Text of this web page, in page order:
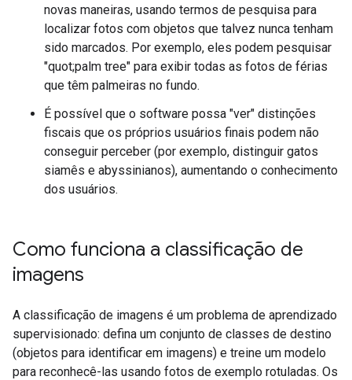
novas maneiras, usando termos de pesquisa para
localizar fotos com objetos que talvez nunca tenham
sido marcados. Por exemplo, eles podem pesquisar
"quot;palm tree" para exibir todas as fotos de férias
que têm palmeiras no fundo.
É possível que o software possa "ver" distinções
fiscais que os próprios usuários finais podem não
conseguir perceber (por exemplo, distinguir gatos
siamês e abyssinianos), aumentando o conhecimento
dos usuários.
Como funciona a classificação de
imagens
A classificação de imagens é um problema de aprendizado
supervisionado: defina um conjunto de classes de destino
(objetos para identificar em imagens) e treine um modelo
para reconhecê-las usando fotos de exemplo rotuladas. Os